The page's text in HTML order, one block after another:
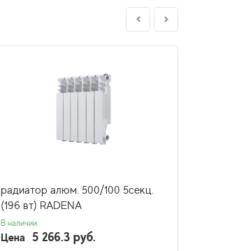
радиатор алюм. 500/100 5секц.
(196 вт) RADENA
В наличии
Цена 5 266.3 руб.